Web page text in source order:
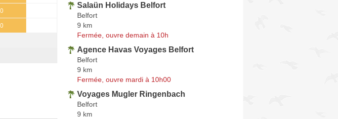
Salaün Holidays Belfort
Belfort
9 km
Fermée, ouvre demain à 10h
Agence Havas Voyages Belfort
Belfort
9 km
Fermée, ouvre mardi à 10h00
Voyages Mugler Ringenbach
Belfort
9 km